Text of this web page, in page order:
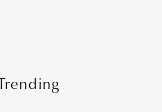
Trending